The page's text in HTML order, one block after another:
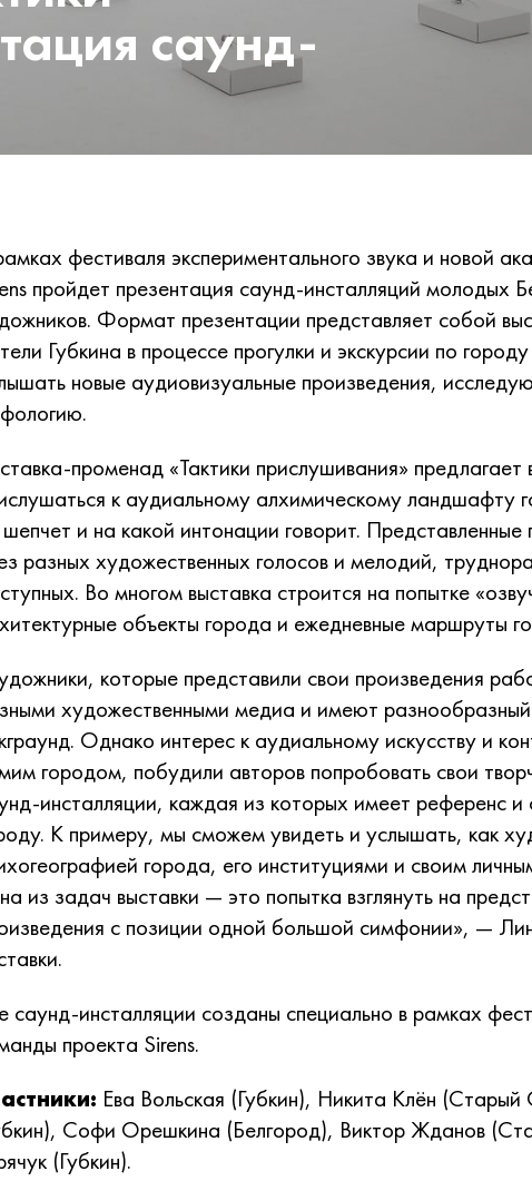
саунд-
фестиваля экспериментального звука и новой
пройдет презентация саунд-инсталляций молодых
Формат презентации представляет собой
Губкина в процессе прогулки и экскурсии по
новые аудиовизуальные произведения,
променад «Тактики прислушивания»
к аудиальному алхимическому ландшафту
и на какой интонации говорит.
разных художественных голосов и мелодий,
Во многом выставка строится на попытке
объекты города и ежедневные маршруты
которые представили свои произведения
художественными медиа и имеют
Однако интерес к аудиальному искусству и
городом, побудили авторов попробовать свои
инсталляции, каждая из которых имеет референс
К примеру, мы сможем увидеть и услышать, как
города, его институциями и своим
из задач выставки — это попытка взглянуть на
с позиции одной большой симфонии», —
саунд-инсталляции созданы специально в рамках
проекта Sirens.
Ева Вольская (Губкин), Никита Клён
Софи Орешкина (Белгород), Виктор Жданов
(Губкин).